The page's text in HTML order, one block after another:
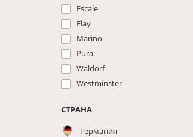
Escale
Flay
Marino
Pura
Waldorf
Westminster
СТРАНА
Германия